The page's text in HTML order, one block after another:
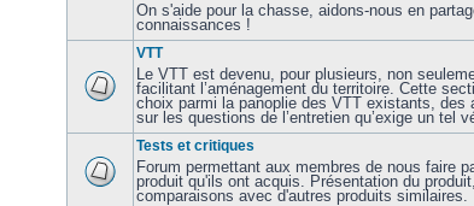
On s'aide pour la chasse, aidons-nous en
connaissances !
VTT
Le VTT est devenu, pour plusieurs, non
facilitant l’aménagement du territoire. Cette
choix parmi la panoplie des VTT existants, des
sur les questions de l’entretien qu’exige un tel
Tests et critiques
Forum permettant aux membres de nous faire
produit qu'ils ont acquis. Présentation du
comparaisons avec d'autres produits similaires.